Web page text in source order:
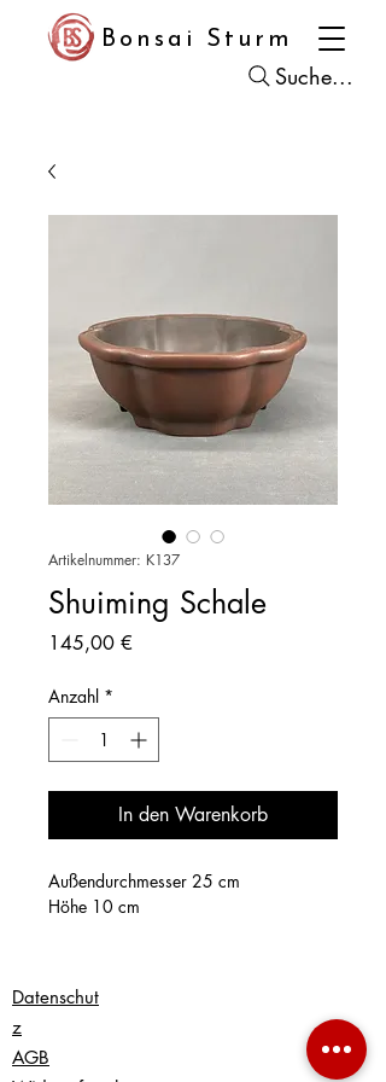
Bonsai Sturm
Suche...
Artikelnummer: K137
Shuiming Schale
145,00 €
Anzahl *
In den Warenkorb
Außendurchmesser 25 cm
Höhe 10 cm
Datenschut
z
AGB